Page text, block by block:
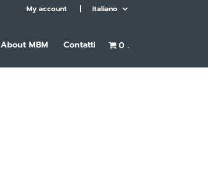
My account Italiano
About MBM Contatti 0 .